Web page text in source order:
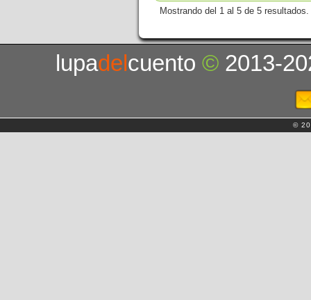
Mostrando del 1 al 5 de 5 resultados.
lupadelcuento© 2013-
©